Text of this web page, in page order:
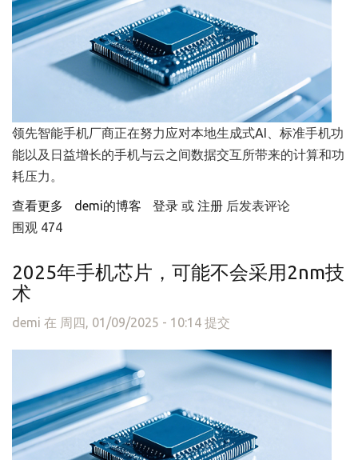
领先智能手机厂商正在努力应对本地生成式AI、标准手机功
能以及日益增长的手机与云之间数据交互所带来的计算和功
耗压力。
查看更多 about 手机芯片，大变局
demi的博客 登录 或 注册 后发表评论
围观 474
2025年手机芯片，可能不会采用2nm技
术
demi 在 周四, 01/09/2025 - 10:14 提交